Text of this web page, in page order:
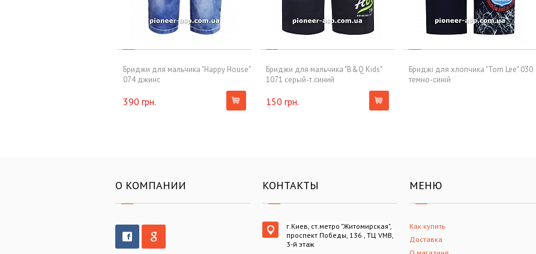
Бриджи для мальчика "Happy House"
074 джинс
390 грн.
Бриджи для мальчика "B&Q Kids"
1071 серый-т.синий
150 грн.
Бриджі для хлопчика "Tom Lee" 030
темно-синій
О КОМПАНИИ КОНТАКТЫ
г.Киев, ст.метро "Житомирская",
проспект Победы, 136 , ТЦ VMB,
3-й этаж
МЕНЮ
Как купить
Доставка